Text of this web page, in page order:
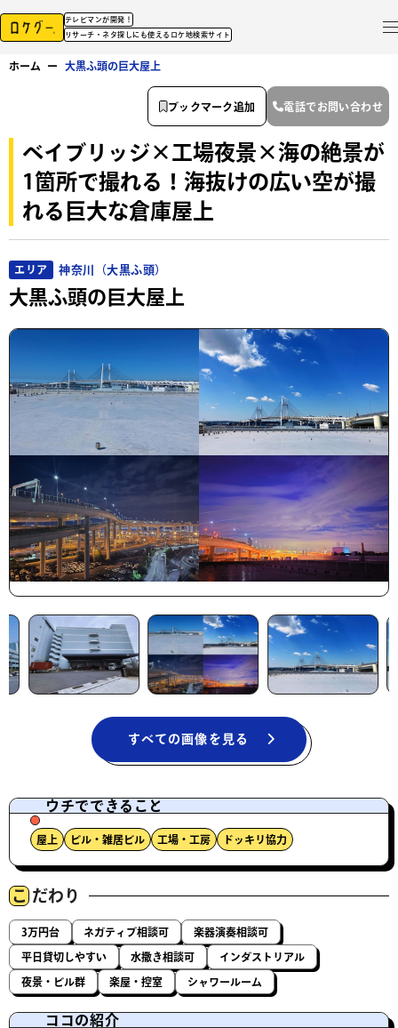
テレビマンが開発！
リサーチ・ネタ探しにも使えるロケ地検索サイト
ホーム ー 大黒ふ頭の巨大屋上
ベイブリッジ×工場夜景×海の絶景が
1箇所で撮れる！海抜けの広い空が撮
れる巨大な倉庫屋上
エリア 神奈川（大黒ふ頭）
大黒ふ頭の巨大屋上
すべての画像を見る
ウチでできること
屋上 ビル・雑居ビル 工場・工房 ドッキリ協力
こ だわり
3万円台 ネガティブ相談可 楽器演奏相談可
平日貸切しやすい 水撒き相談可 インダストリアル
夜景・ビル群 楽屋・控室 シャワールーム
ココの紹介
ブックマーク追加 電話でお問い合わせ